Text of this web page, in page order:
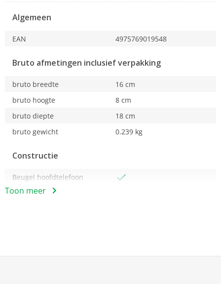
Algemeen
EAN 4975769019548
Bruto afmetingen inclusief verpakking
bruto breedte
16 cm
bruto hoogte
8 cm
bruto diepte
18 cm
bruto gewicht
0.239 kg
Constructie
Beugel hoofdtelefoon
netto diepte
7.8 cm
Toon meer